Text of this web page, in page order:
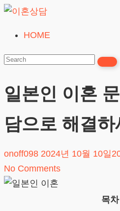
Skip
content
혼
담
24시간365일
HOME
일본인 이혼
담으로 해결하
onoff098 2024년 10월 10일
No Comments
목차